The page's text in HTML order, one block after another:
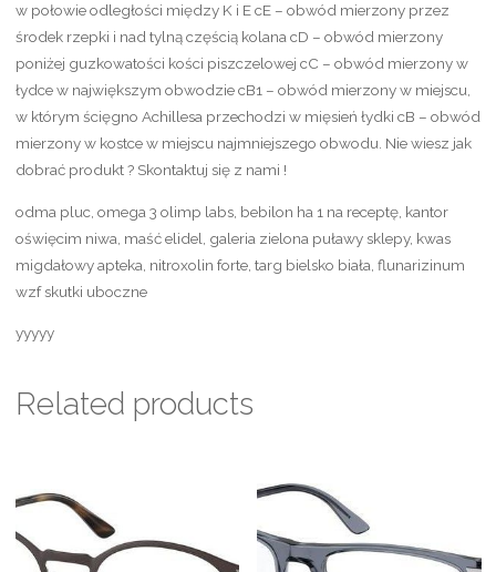
w połowie odległości między K i E cE – obwód mierzony przez
środek rzepki i nad tylną częścią kolana cD – obwód mierzony
poniżej guzkowatości kości piszczelowej cC – obwód mierzony w
łydce w największym obwodzie cB1 – obwód mierzony w miejscu,
w którym ścięgno Achillesa przechodzi w mięsień łydki cB – obwód
mierzony w kostce w miejscu najmniejszego obwodu. Nie wiesz jak
dobrać produkt ? Skontaktuj się z nami !
odma pluc, omega 3 olimp labs, bebilon ha 1 na receptę, kantor
oświęcim niwa, maść elidel, galeria zielona puławy sklepy, kwas
migdałowy apteka, nitroxolin forte, targ bielsko biała, flunarizinum
wzf skutki uboczne
yyyyy
Related products